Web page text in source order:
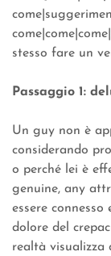
stesso fare un
Passaggio 1:
Un guy non è
considerando
o perché lei è
genuine, any
essere
dolore del
realtà visualizza